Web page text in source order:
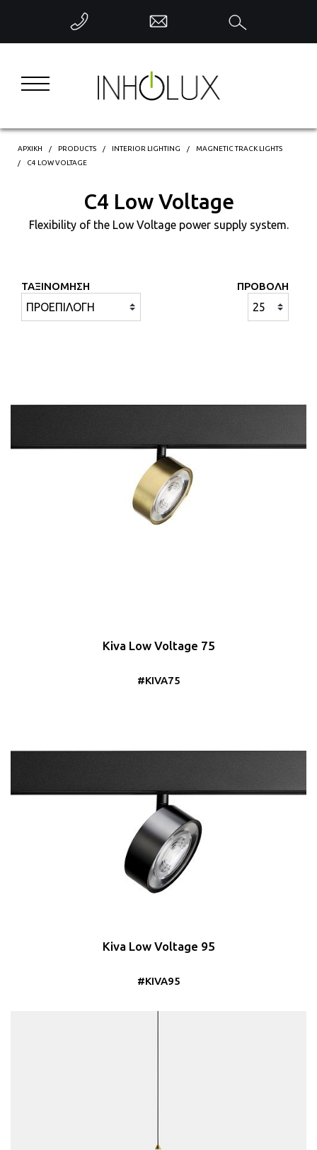
ΕΠΙΣΤΡΟΦΗ
INDUSTRIAL LIGHTING
INTELLIGENT CONTROL
ΑΡΧΙΚΗ PRODUCTS INTERIOR LIGHTING
MAGNETIC TRACK LIGHTS
C4 LOW VOLTAGE
C4 Low Voltage
Flexibility of the Low Voltage power supply system.
ΤΑΞΙΝΟΜΗΣΗ ΠΡΟΒΟΛΗ
Kiva Low Voltage 75
#KIVA75
Kiva Low Voltage 95
#KIVA95